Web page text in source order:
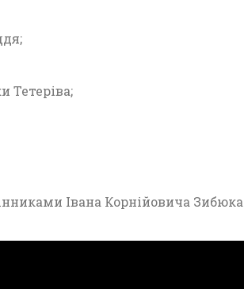
Тетеріва;
Івана Корнійовича Зибюка